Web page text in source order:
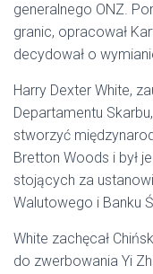
generalnego ONZ.
granic, opracował
decydował o
Harry Dexter White,
Departamentu
stworzyć
Bretton Woods i był
stojących za
Walutowego i Banku
White zachęcał
do zwerbowania Yi